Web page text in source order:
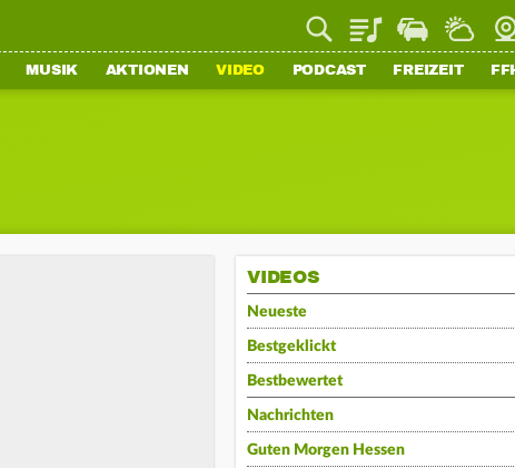
PlaylistStaupilotWetter
MUSIK AKTIONEN VIDEO PODCAST FREIZEIT
VIDEOS
Neueste
Bestgeklickt
Bestbewertet
Nachrichten
Guten Morgen Hessen